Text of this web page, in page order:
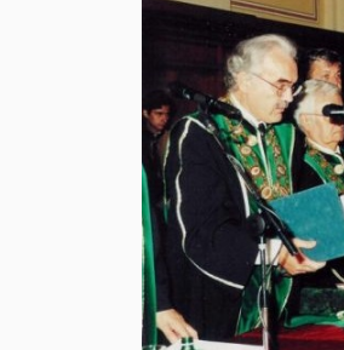
DEBRECENI
EGYETEM